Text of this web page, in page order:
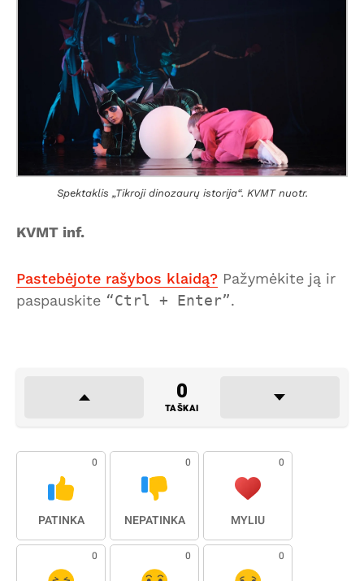
Spektaklis „Tikroji dinozaurų istorija“. KVMT nuotr.
KVMT inf.
Pastebėjote rašybos klaidą? Pažymėkite ją ir
paspauskite
Ctrl + Enter .
0
TAŠKAI
0
PATINKA
0
NEPATINKA
0
MYLIU
0 0 0